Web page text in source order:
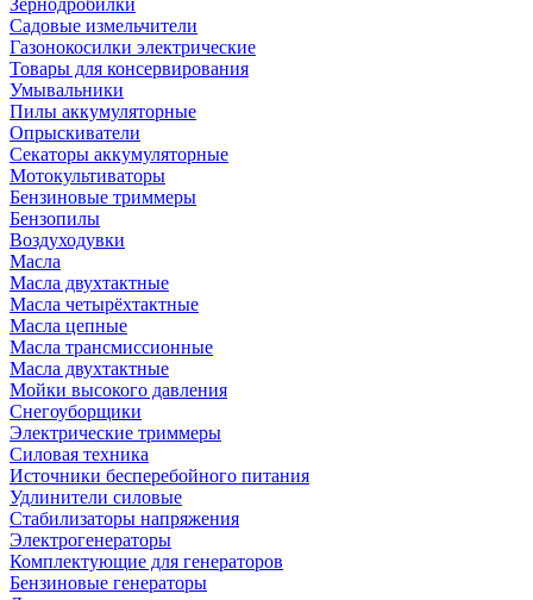
Зернодробилки
Садовые измельчители
Газонокосилки электрические
Товары для консервирования
Умывальники
Пилы аккумуляторные
Опрыскиватели
Секаторы аккумуляторные
Мотокультиваторы
Бензиновые триммеры
Бензопилы
Воздуходувки
Масла
Масла двухтактные
Масла четырёхтактные
Масла цепные
Масла трансмиссионные
Масла двухтактные
Мойки высокого давления
Снегоуборщики
Электрические триммеры
Силовая техника
Источники бесперебойного питания
Удлинители силовые
Стабилизаторы напряжения
Электрогенераторы
Комплектующие для генераторов
Бензиновые генераторы